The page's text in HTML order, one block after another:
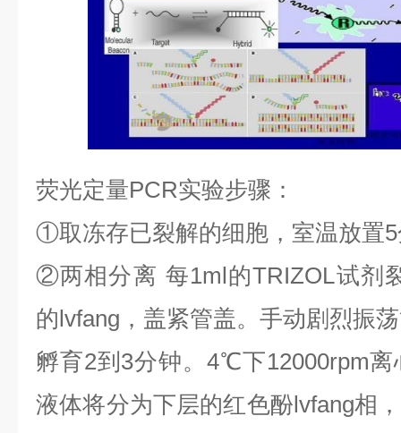
荧光定量PCR实验步骤：
①取冻存已裂解的细胞，室温放置5
②两相分离 每1ml的TRIZOL试剂
的lvfang ，盖紧管盖。手动剧烈振
孵育2到 3分钟。 4℃下12000rpm离
液体将分为下层的红色酚lvfang相